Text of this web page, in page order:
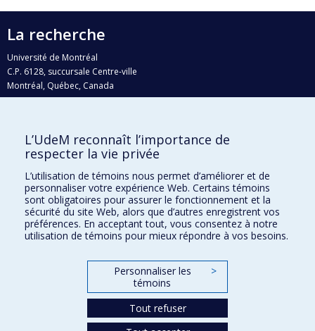
La recherche
Université de Montréal
C.P. 6128, succursale Centre-ville
Montréal, Québec, Canada
H3C 3J7
Qui fait quoi?
Nous trouver
Plan du site
Accessibilité
L’UdeM reconnaît l’importance de
respecter la vie privée
L’utilisation de témoins nous permet d’améliorer et de
personnaliser votre expérience Web. Certains témoins
sont obligatoires pour assurer le fonctionnement et la
sécurité du site Web, alors que d’autres enregistrent vos
préférences. En acceptant tout, vous consentez à notre
utilisation de témoins pour mieux répondre à vos besoins.
Personnaliser les
témoins
>
Tout refuser